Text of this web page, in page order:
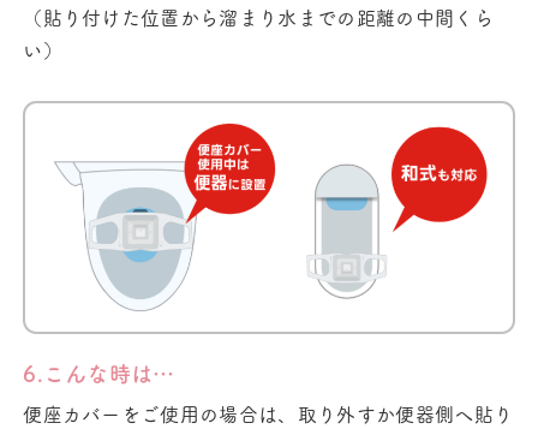
（貼り付けた位置から溜まり水までの距離の中間くら
い）
6.こんな時は…
便座カバーをご使用の場合は、取り外すか便器側へ貼り